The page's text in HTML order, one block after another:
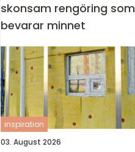
skonsam rengöring som
bevarar minnet
inspiration
03. August 2026